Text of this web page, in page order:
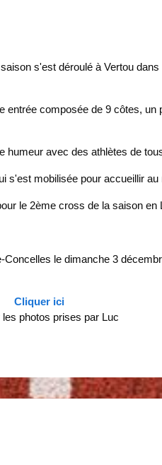
s'est déroulé à Vertou
entrée composée de 9 côtes,
humeur avec des athlètes de
s'est mobilisée pour accueillir
le 2ème cross de la saison en
le dimanche 3
Cliquer ici
les photos prises par Luc